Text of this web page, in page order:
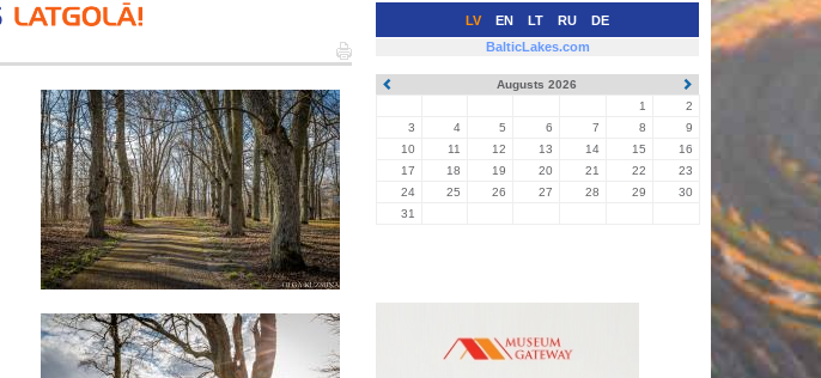
LV EN LT RU DE
BalticLakes.com
Augusts 2026
1
2
3
4 5 6 7 8
9
10
11 12 13 14 15
16
17
18 19 20 21 22
23
24
25 26 27 28 29
30
31